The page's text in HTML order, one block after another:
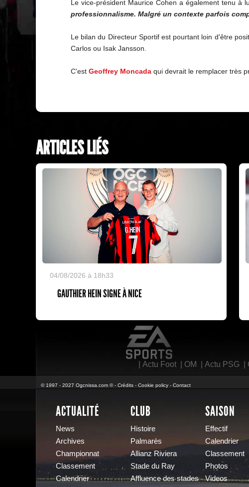
Le vice-président Maurice Cohen a également tenu à
professionnalisme. Malgré un contexte parfois
Le bilan du Directeur Sportif est pourtant loin d'être
Carlos ou Isak Jansson.
C'est Geoffrey Moncada qui devrait le remplacer très
ARTICLES LIÉS
04/08/2026 à 18h33
GAUTHIER HEIN SIGNE À NICE
Actu Foot| OM Actu PSG|
© 1997 - 2027 Ogcnissa.com © - Crédits - Cookie policy - Contact
ACTUALITÉ
News
Archives
Championnat
Classement
Calendrier
CLUB
Histoire
Palmarès
Allianz Riviera
Stade du Ray
Affluence des stades
SAISON
Effectif
Calendrier
Classement
Photos
Videos